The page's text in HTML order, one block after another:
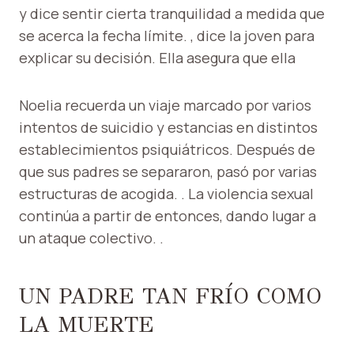
y dice sentir cierta tranquilidad a medida que
se acerca la fecha límite. , dice la joven para
explicar su decisión. Ella asegura que ella
Noelia recuerda un viaje marcado por varios
intentos de suicidio y estancias en distintos
establecimientos psiquiátricos. Después de
que sus padres se separaron, pasó por varias
estructuras de acogida. . La violencia sexual
continúa a partir de entonces, dando lugar a
un ataque colectivo. .
UN PADRE TAN FRÍO COMO
LA MUERTE